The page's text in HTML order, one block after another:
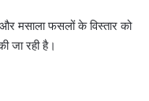
मसाला फसलों के विस्तार को
जा रही है।